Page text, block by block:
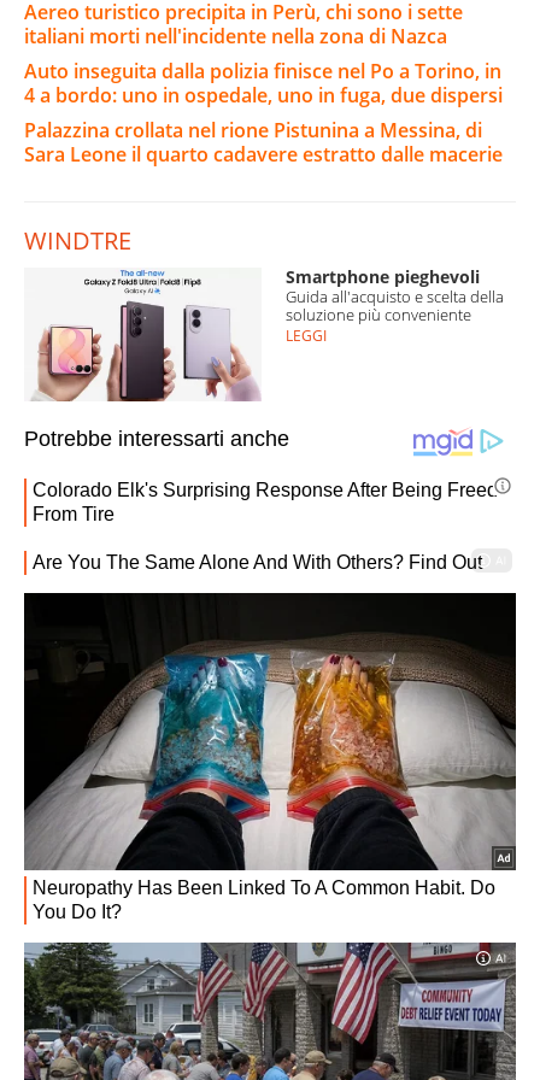
Aereo turistico precipita in Perù, chi sono i sette
italiani morti nell'incidente nella zona di Nazca
Auto inseguita dalla polizia finisce nel Po a Torino, in
4 a bordo: uno in ospedale, uno in fuga, due dispersi
Palazzina crollata nel rione Pistunina a Messina, di
Sara Leone il quarto cadavere estratto dalle macerie
WINDTRE
Smartphone pieghevoli
Guida all'acquisto e scelta della
soluzione più conveniente
LEGGI